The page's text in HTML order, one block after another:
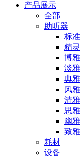
产品展示
全部
助听器
标准
精灵
博雅
淡雅
典雅
风雅
清雅
思雅
幽雅
致雅
耗材
设备